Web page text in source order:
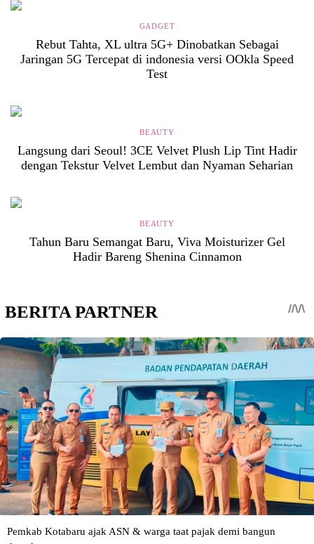
GADGET
Rebut Tahta, XL ultra 5G+ Dinobatkan Sebagai
Jaringan 5G Tercepat di indonesia versi OOkla Speed
Test
BEAUTY
Langsung dari Seoul! 3CE Velvet Plush Lip Tint Hadir
dengan Tekstur Velvet Lembut dan Nyaman Seharian
BEAUTY
Tahun Baru Semangat Baru, Viva Moisturizer Gel
Hadir Bareng Shenina Cinnamon